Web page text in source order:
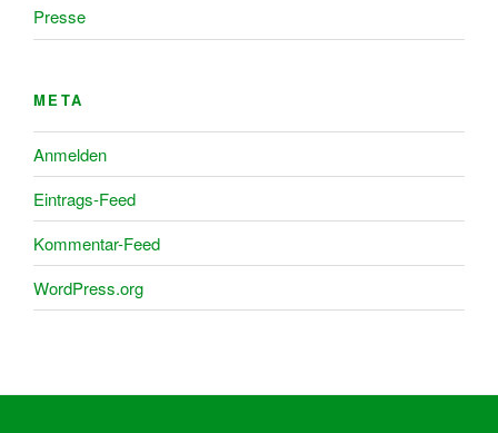
Presse
META
Anmelden
Eintrags-Feed
Kommentar-Feed
WordPress.org